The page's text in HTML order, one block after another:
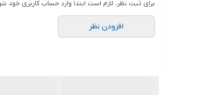
برای ثبت نظر، لازم است ابتدا وارد حساب کاربری خود
افزودن نظر